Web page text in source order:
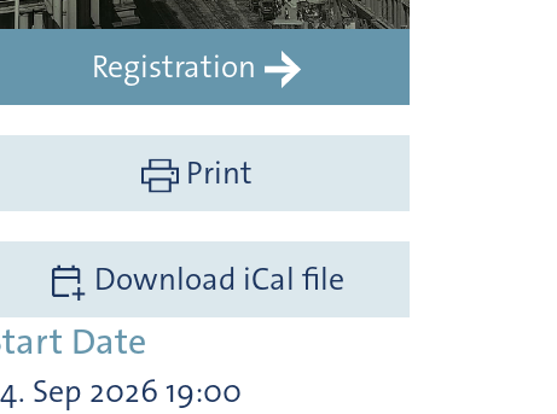
Registration
Print
Download iCal file
Date
Sep 2026 19:00